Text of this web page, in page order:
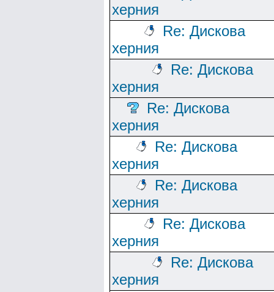
херния
Re: Дискова
херния
Re: Дискова
херния
Re: Дискова
херния
Re: Дискова
херния
Re: Дискова
херния
Re: Дискова
херния
Re: Дискова
херния